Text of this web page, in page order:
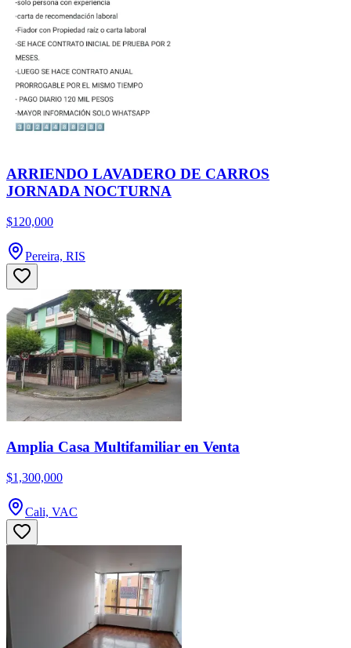
ARRIENDO LAVADERO DE CARROS
JORNADA NOCTURNA
$120,000
Pereira, RIS
Amplia Casa Multifamiliar en Venta
$1,300,000
Cali, VAC